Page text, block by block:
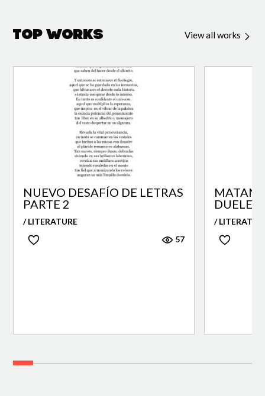
Top Works View all works
NUEVO DESAFÍO DE LETRAS
PARTE 2
/ LITERATURE
57
DUELE
/